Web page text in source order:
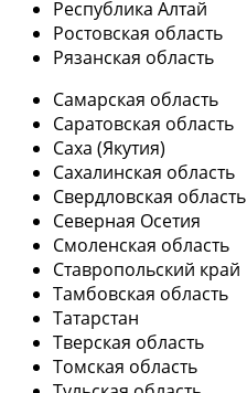
Республика Алтай
Ростовская область
Рязанская область
Самарская область
Саратовская область
Саха (Якутия)
Сахалинская область
Свердловская область
Северная Осетия
Смоленская область
Ставропольский край
Тамбовская область
Татарстан
Тверская область
Томская область